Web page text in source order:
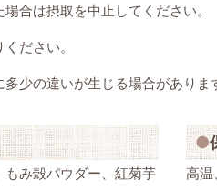
合は摂取を中止してください。
ださい。
少の違いが生じる場合がありま
み殻パウダー、紅菊芋
高温